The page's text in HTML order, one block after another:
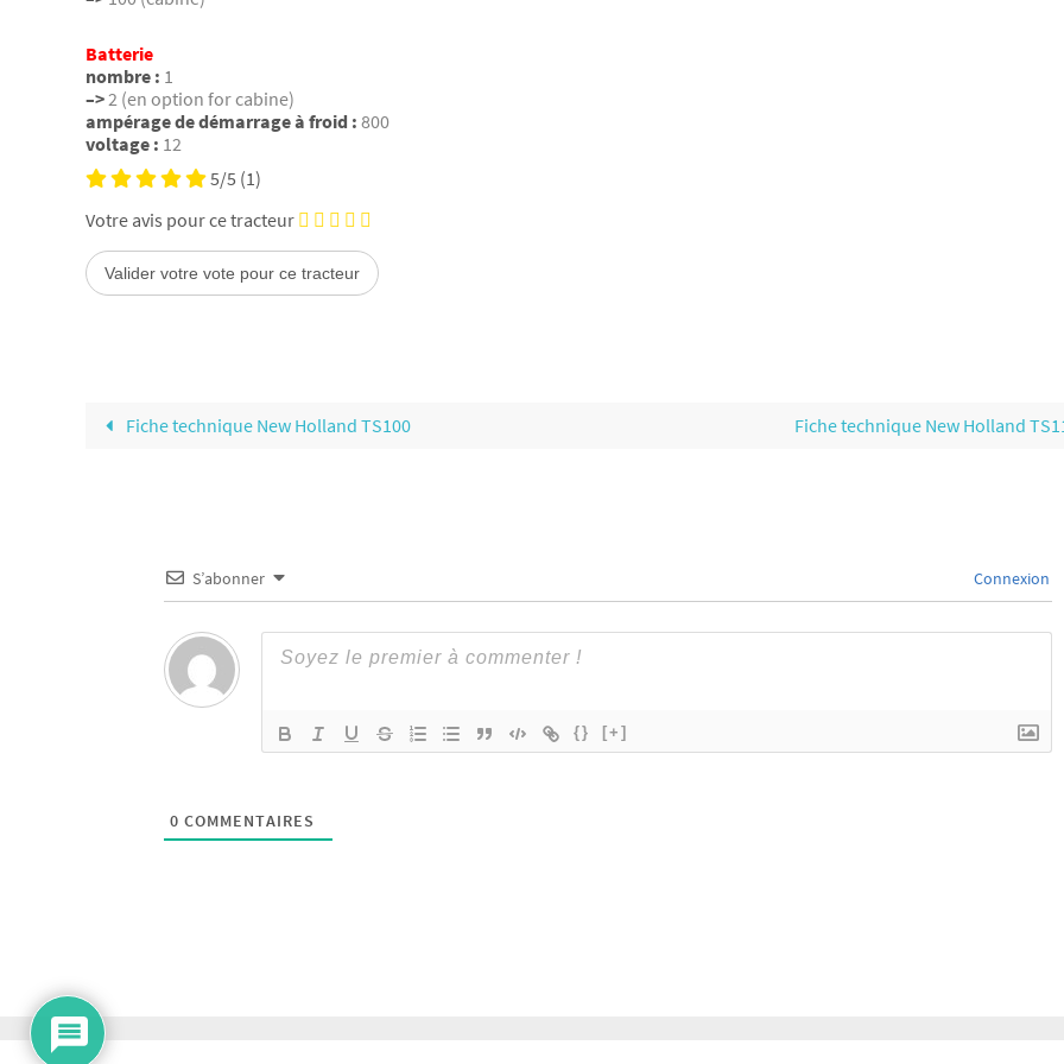
Batterie
nombre : 1
–>2 (en option for cabine)
ampérage de démarrage à froid : 800
voltage : 12
5/5 (1)
Votre avis pour ce tracteur
Fiche technique New Holland TS100 Fiche technique New Holland
S’abonner Connexion
{} [+]
0 COMMENTAIRES